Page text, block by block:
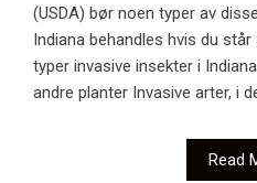
(USDA) bør noen typer av
Indiana behandles hvis du
typer invasive insekter i
andre planter Invasive arter, i
Read